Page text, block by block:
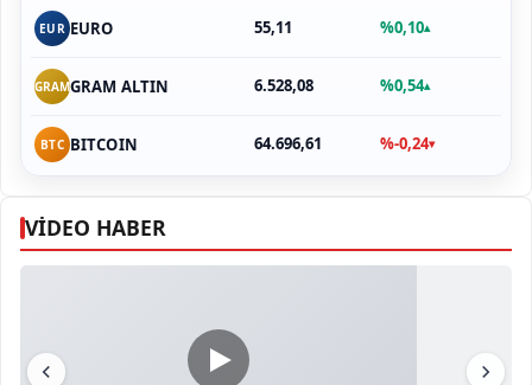
EUR EURO 55,11 %0,10▴
GRAMGRAM ALTIN 6.528,08 %0,54▴
BTC BITCOIN 64.696,61 %-0,24▾
VİDEO HABER